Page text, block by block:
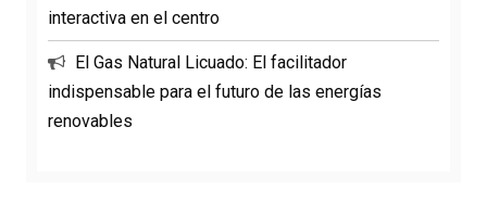
interactiva en el centro
El Gas Natural Licuado: El facilitador
indispensable para el futuro de las energías
renovables